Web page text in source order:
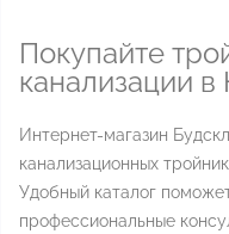
Покупайте
канализации в
Интернет-магазин
канализационных
Удобный каталог
профессиональные